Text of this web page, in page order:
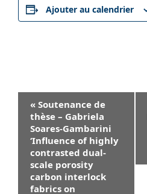
Ajouter au calendrier
Évènement
« Soutenance de
thèse – Gabriela
Soares-Gambarini
‘Influence of highly
contrasted dual-
scale porosity
carbon interlock
fabrics on